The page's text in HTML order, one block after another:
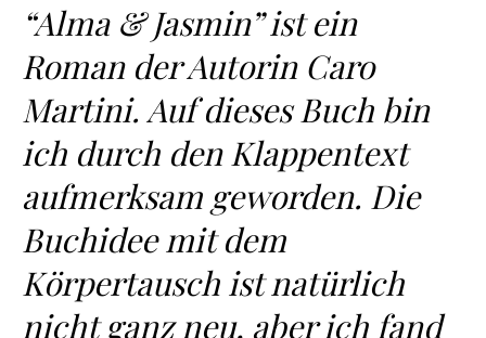
“Alma & Jasmin” ist ein
Roman der Autorin Caro
Martini. Auf dieses Buch bin
ich durch den Klappentext
aufmerksam geworden. Die
Buchidee mit dem
Körpertausch ist natürlich
nicht ganz neu, aber ich fand